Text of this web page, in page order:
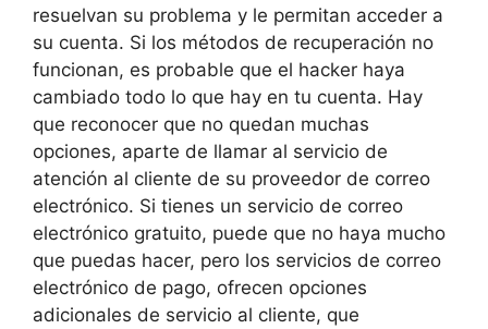
resuelvan su problema y le permitan acceder a
su cuenta. Si los métodos de recuperación no
funcionan, es probable que el hacker haya
cambiado todo lo que hay en tu cuenta. Hay
que reconocer que no quedan muchas
opciones, aparte de llamar al servicio de
atención al cliente de su proveedor de correo
electrónico. Si tienes un servicio de correo
electrónico gratuito, puede que no haya mucho
que puedas hacer, pero los servicios de correo
electrónico de pago, ofrecen opciones
adicionales de servicio al cliente, que